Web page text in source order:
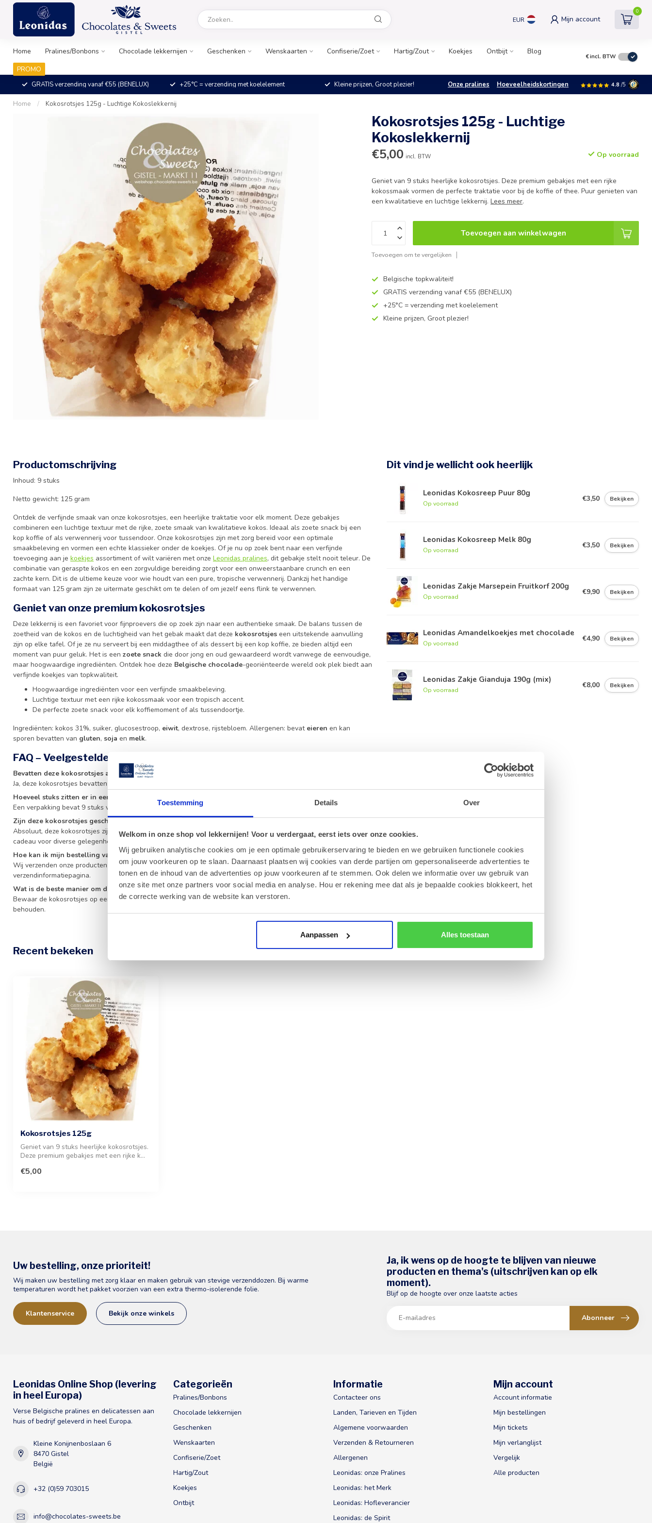
Toestemming Details Over
Welkom in onze shop vol lekkernijen! Voor u verdergaat, eerst iets over onze cookies.
Wij gebruiken analytische cookies om je een optimale gebruikerservaring te bieden en we gebruiken functionele cookies
om jouw voorkeuren op te slaan. Daarnaast plaatsen wij cookies van derde partijen om gepersonaliseerde advertenties te
tonen en de inhoud van de advertenties op jouw voorkeuren af te stemmen. Ook delen we informatie over uw gebruik van
onze site met onze partners voor social media en analyse. Hou er rekening mee dat als je bepaalde cookies blokkeert, het
de correcte werking van de website kan verstoren.
Aanpassen Alles toestaan
EUR Mijn account
0
Home Pralines/Bonbons Chocolade lekkernijen Geschenken Wenskaarten Confiserie/Zoet Hartig/Zout Koekjes Ontbijt
Blog
PROMO
€incl. BTW
GRATIS verzending vanaf €55 (BENELUX) +25°C = verzending met koelelement Kleine prijzen, Groot plezier! Onze pralines Hoeveelheidskortingen 4.8 /5
Home / Kokosrotsjes 125g - Luchtige Kokoslekkernij
Kokosrotsjes 125g - Luchtige
Kokoslekkernij
€5,00 incl. BTW Op voorraad
Geniet van 9 stuks heerlijke kokosrotsjes. Deze premium gebakjes met een rijke
kokossmaak vormen de perfecte traktatie voor bij de koffie of thee. Puur genieten van
een kwalitatieve en luchtige lekkernij.Lees meer.
Toevoegen aan winkelwagen
Toevoegen om te vergelijken
Belgische topkwaliteit!
GRATIS verzending vanaf €55 (BENELUX)
+25°C = verzending met koelelement
Kleine prijzen, Groot plezier!
Productomschrijving
Inhoud: 9 stuks
Netto gewicht: 125 gram
Ontdek de verfijnde smaak van onze kokosrotsjes, een heerlijke traktatie voor elk moment. Deze gebakjes
combineren een luchtige textuur met de rijke, zoete smaak van kwalitatieve kokos. Ideaal als zoete snack bij een
kop koffie of als verwennerij voor tussendoor. Onze kokosrotsjes zijn met zorg bereid voor een optimale
smaakbeleving en vormen een echte klassieker onder de koekjes. Of je nu op zoek bent naar een verfijnde
toevoeging aan je koekjes assortiment of wilt variëren met onze Leonidas pralines, dit gebakje stelt nooit teleur. De
combinatie van geraspte kokos en een zorgvuldige bereiding zorgt voor een onweerstaanbare crunch en een
zachte kern. Dit is de ultieme keuze voor wie houdt van een pure, tropische verwennerij. Dankzij het handige
formaat van 125 gram zijn ze uitermate geschikt om te delen of om jezelf eens flink te verwennen.
Geniet van onze premium kokosrotsjes
Deze lekkernij is een favoriet voor fijnproevers die op zoek zijn naar een authentieke smaak. De balans tussen de
zoetheid van de kokos en de luchtigheid van het gebak maakt dat deze kokosrotsjes een uitstekende aanvulling
zijn op elke tafel. Of je ze nu serveert bij een middagthee of als dessert bij een kop koffie, ze bieden altijd een
moment van puur geluk. Het is een zoete snack die door jong en oud gewaardeerd wordt vanwege de eenvoudige,
maar hoogwaardige ingrediënten. Ontdek hoe deze Belgische chocolade-georiënteerde wereld ook plek biedt aan
verfijnde koekjes van topkwaliteit.
Hoogwaardige ingrediënten voor een verfijnde smaakbeleving.
Luchtige textuur met een rijke kokossmaak voor een tropisch accent.
De perfecte zoete snack voor elk koffiemoment of als tussendoortje.
Ingrediënten: kokos 31%, suiker, glucosestroop, eiwit, dextrose, rijstebloem. Allergenen: bevat eieren en kan
sporen bevatten van gluten, soja en melk.
FAQ – Veelgestelde vragen
Bevatten deze kokosrotsjes allergenen?
Ja, deze kokosrotsjes bevatten eieren en kunnen sporen bevatten van gluten, soja en melk.
Hoeveel stuks zitten er in een verpakking van 125g?
Een verpakking bevat 9 stuks van deze heerlijke kokosgebakjes.
Zijn deze kokosrotsjes geschikt als geschenk?
Absoluut, deze kokosrotsjes zijn een uitstekende keuze voor liefhebbers van kokos en vormen een smaakvol
cadeau voor diverse gelegenheden.
Hoe kan ik mijn bestelling van deze kokosrotsjes laten bezorgen?
Wij verzenden onze producten over heel Europa. Meer details over de tarieven vindt u op onze
verzendinformatiepagina.
Wat is de beste manier om deze koekjes te bewaren?
Bewaar de kokosrotsjes op een koele, droge plaats uit direct zonlicht om de luchtige textuur en smaak optimaal te
behouden.
Dit vind je wellicht ook heerlijk
Leonidas Kokosreep Puur 80g
Op voorraad
€3,50 Bekijken
Leonidas Kokosreep Melk 80g
Op voorraad
€3,50 Bekijken
Leonidas Zakje Marsepein Fruitkorf 200g
Op voorraad
€9,90 Bekijken
Leonidas Amandelkoekjes met chocolade
Op voorraad
€4,90 Bekijken
Leonidas Zakje Gianduja 190g (mix)
Op voorraad
€8,00 Bekijken
Recent bekeken
Kokosrotsjes 125g
Geniet van 9 stuks heerlijke kokosrotsjes.
Deze premium gebakjes met een rijke k...
€5,00
Uw bestelling, onze prioriteit!
Wij maken uw bestelling met zorg klaar en maken gebruik van stevige verzenddozen. Bij warme
temperaturen wordt het pakket voorzien van een extra thermo-isolerende folie.
Klantenservice Bekijk onze winkels
Ja, ik wens op de hoogte te blijven van nieuwe
producten en thema's (uitschrijven kan op elk
moment).
Blijf op de hoogte over onze laatste acties
Abonneer
Leonidas Online Shop (levering
in heel Europa)
Verse Belgische pralines en delicatessen aan
huis of bedrijf geleverd in heel Europa.
Kleine Konijnenboslaan 6
8470 Gistel
België
+32 (0)59 703015
info@chocolates-sweets.be
Categorieën
Pralines/Bonbons
Chocolade lekkernijen
Geschenken
Wenskaarten
Confiserie/Zoet
Hartig/Zout
Koekjes
Ontbijt
Informatie
Contacteer ons
Landen, Tarieven en Tijden
Algemene voorwaarden
Verzenden & Retourneren
Allergenen
Leonidas: onze Pralines
Leonidas: het Merk
Leonidas: Hofleverancier
Leonidas: de Spirit
Mijn account
Account informatie
Mijn bestellingen
Mijn tickets
Mijn verlanglijst
Vergelijk
Alle producten